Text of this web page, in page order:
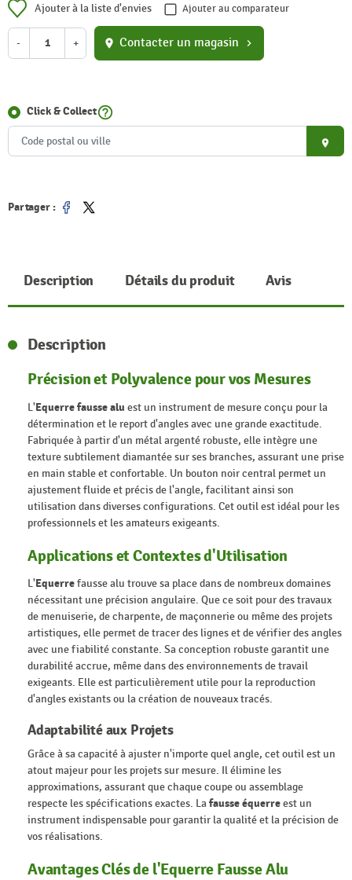
Ajouter à la liste d'envies Ajouter au comparateur
- + location_on Contacter un magasin chevron_right
Click & Collecthelp_outline
place
Partager :
Partager
Tweet
Description Détails du produit Avis
Description
Précision et Polyvalence pour vos Mesures
L'Equerre fausse alu est un instrument de mesure conçu pour la
détermination et le report d'angles avec une grande exactitude.
Fabriquée à partir d'un métal argenté robuste, elle intègre une
texture subtilement diamantée sur ses branches, assurant une prise
en main stable et confortable. Un bouton noir central permet un
ajustement fluide et précis de l'angle, facilitant ainsi son
utilisation dans diverses configurations. Cet outil est idéal pour les
professionnels et les amateurs exigeants.
Applications et Contextes d'Utilisation
L'Equerrefausse alu trouve sa place dans de nombreux domaines
nécessitant une précision angulaire. Que ce soit pour des travaux
de menuiserie, de charpente, de maçonnerie ou même des projets
artistiques, elle permet de tracer des lignes et de vérifier des angles
avec une fiabilité constante. Sa conception robuste garantit une
durabilité accrue, même dans des environnements de travail
exigeants. Elle est particulièrement utile pour la reproduction
d'angles existants ou la création de nouveaux tracés.
Adaptabilité aux Projets
Grâce à sa capacité à ajuster n'importe quel angle, cet outil est un
atout majeur pour les projets sur mesure. Il élimine les
approximations, assurant que chaque coupe ou assemblage
respecte les spécifications exactes. Lafausse équerreest un
instrument indispensable pour garantir la qualité et la précision de
vos réalisations.
Avantages Clés de l'Equerre Fausse Alu